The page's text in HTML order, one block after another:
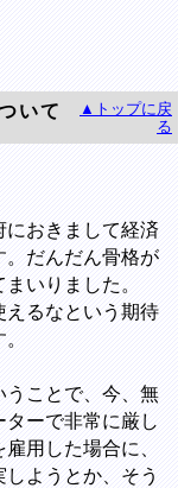
いて
▲トップに戻
る
おきまして経済
。だんだん骨格が
いりました。
えるなという期待
ことで、今、無
ーで非常に厳し
用した場合に、
ようとか、そう